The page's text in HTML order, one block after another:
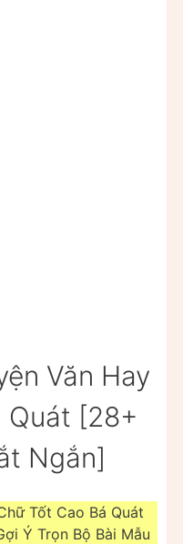
Văn Hay
Quát [28+
Ngắn]
Tốt Cao Bá Quát
Ý Trọn Bộ Bài Mẫu